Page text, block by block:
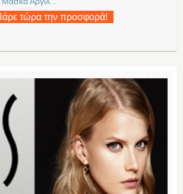
τώρα την προσφορά!